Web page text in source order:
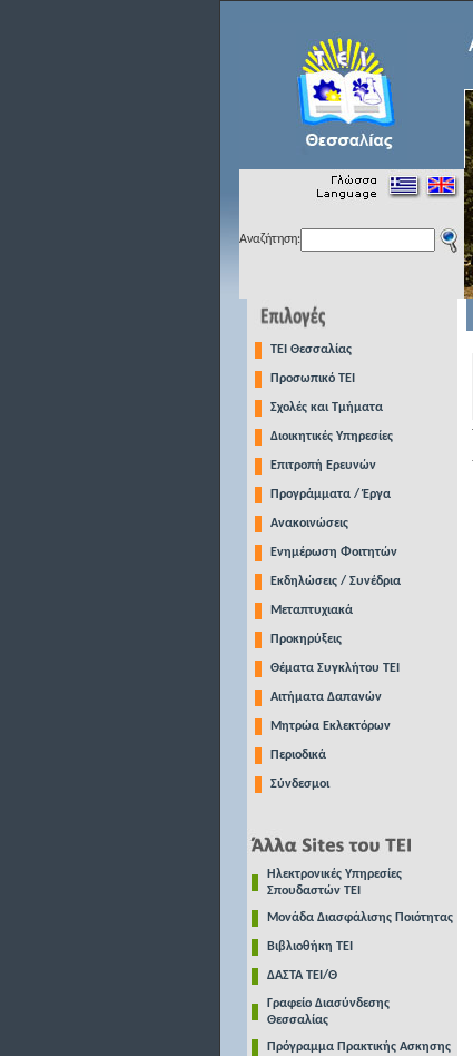
Αναζήτηση:
TEI Θεσσαλίας
Προσωπικό ΤΕΙ
Σχολές και Τμήματα
Διοικητικές Υπηρεσίες
Επιτροπή Ερευνών
Προγράμματα / Έργα
Ανακοινώσεις
Ενημέρωση Φοιτητών
Εκδηλώσεις / Συνέδρια
Μεταπτυχιακά
Προκηρύξεις
Θέματα Συγκλήτου ΤΕΙ
Αιτήματα Δαπανών
Μητρώα Εκλεκτόρων
Περιοδικά
Σύνδεσμοι
Ηλεκτρονικές Υπηρεσίες
Σπουδαστών ΤΕΙ
Μονάδα Διασφάλισης Ποιότητας
Βιβλιοθήκη ΤΕΙ
ΔΑΣΤΑ ΤΕΙ/Θ
Γραφείο Διασύνδεσης
Θεσσαλίας
Πρόγραμμα Πρακτικής Ασκησης